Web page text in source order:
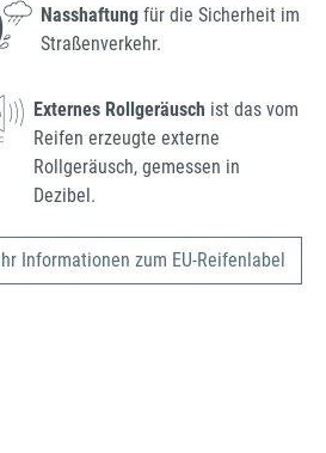
Nasshaftung für die Sicherheit im
Straßenverkehr.
Externes Rollgeräusch ist das vom
Reifen erzeugte externe
Rollgeräusch, gemessen in
Dezibel.
Informationen zum EU-Reifenlabel